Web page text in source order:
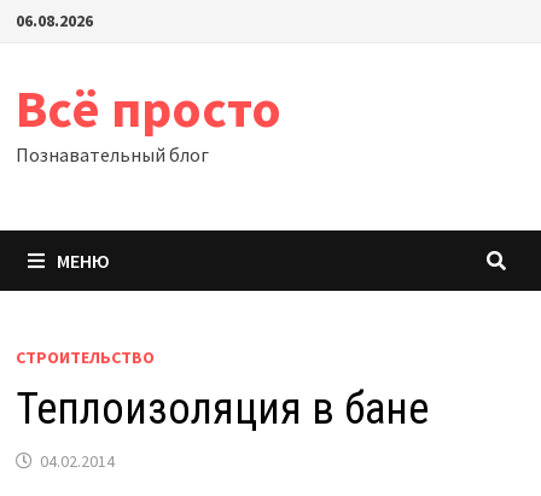
Перейти
06.08.2026
Всё просто
Познавательный блог
МЕНЮ
СТРОИТЕЛЬСТВО
Теплоизоляция в бане
04.02.2014